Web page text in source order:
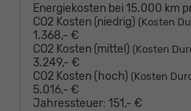
Energiekosten bei 15.000 km
CO2 Kosten (niedrig) (Kosten
1.368,- €
CO2 Kosten (mittel) (Kosten
3.249,- €
CO2 Kosten (hoch) (Kosten
5.016,- €
Jahressteuer: 151,- €